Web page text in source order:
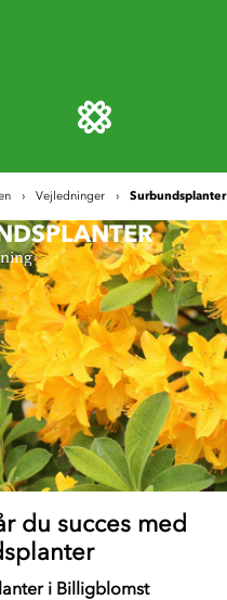
Vejledninger Surbundsplanter
du succes med
i Billigblomst